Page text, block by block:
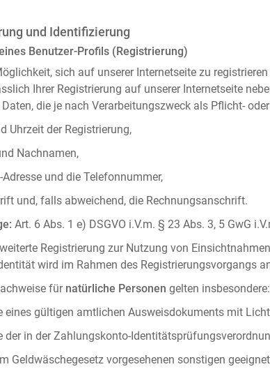
und Identifizierung
Benutzer-Profils (Registrierung)
sich auf unserer Internetseite zu
Ihrer Registrierung auf unserer Internetseite
die je nach Verarbeitungszweck als Pflicht-
Uhrzeit der Registrierung,
Nachnamen,
Adresse und die Telefonnummer,
und, falls abweichend, die Rechnungsanschrift.
Art. 6 Abs. 1 e) DSGVO i.V.m. § 23 Abs. 3, 5 GwG
Registrierung zur Nutzung von
wird im Rahmen des Registrierungsvorgangs
für natürliche Personen gelten insbesondere:
eines gültigen amtlichen Ausweisdokuments mit
der in der Zahlungskonto-
Geldwäschegesetz vorgesehenen sonstigen